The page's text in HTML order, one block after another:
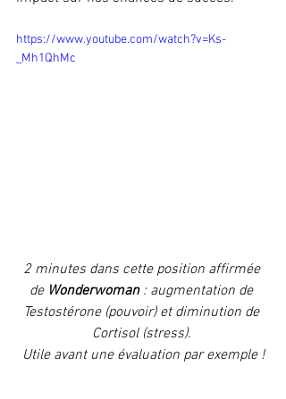
https://www.youtube.com/watch?v=Ks-
_Mh1QhMc
2 minutes dans cette position affirmée
de Wonderwoman : augmentation de
Testostérone (pouvoir) et diminution de
Cortisol (stress).
Utile avant une évaluation par exemple !